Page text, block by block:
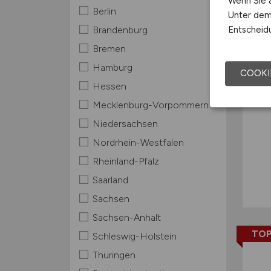
Berlin
Brandenburg
Bremen
Hamburg
Hessen
Mecklenburg-Vorpommern
Niedersachsen
Nordrhein-Westfalen
Rheinland-Pfalz
Saarland
Sachsen
Sachsen-Anhalt
Schleswig-Holstein
Thüringen
Unter